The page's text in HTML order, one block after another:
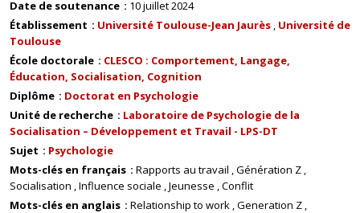
Date de soutenance
10 juillet 2024
Établissement
Université Toulouse-Jean Jaurès Université de
Toulouse
École doctorale
CLESCO : Comportement, Langage,
Éducation, Socialisation, Cognition
Diplôme
Doctorat en Psychologie
Unité de recherche
Laboratoire de Psychologie de la
Socialisation – Développement et Travail - LPS-DT
Sujet
Psychologie
Mots-clés en français
Rapports au travail Génération Z
Socialisation Influence sociale Jeunesse Conflit
Mots-clés en anglais
Relationship to work Generation Z